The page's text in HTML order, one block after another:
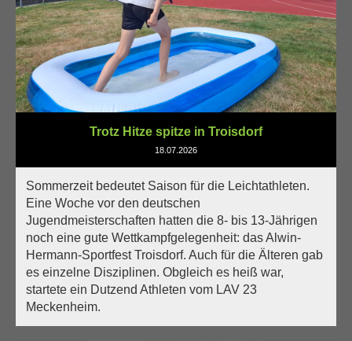
Trotz Hitze spitze in Troisdorf
18.07.2026
Sommerzeit bedeutet Saison für die Leichtathleten.
Eine Woche vor den deutschen
Jugendmeisterschaften hatten die 8- bis 13-Jährigen
noch eine gute Wettkampfgelegenheit: das Alwin-
Hermann-Sportfest Troisdorf. Auch für die Älteren gab
es einzelne Disziplinen. Obgleich es heiß war,
startete ein Dutzend Athleten vom LAV 23
Meckenheim.